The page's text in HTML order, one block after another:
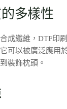
多樣性
成纖維，DTF印
可以被廣泛應用
裝飾枕頭。